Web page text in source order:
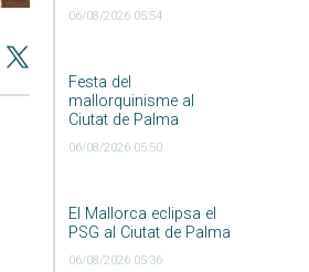
06/08/2026 05:54
Festa del
mallorquinisme al
Ciutat de Palma
06/08/2026 05:50
El Mallorca eclipsa el
PSG al Ciutat de Palma
06/08/2026 05:36